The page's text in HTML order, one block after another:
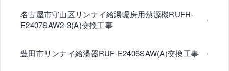
名古屋市守山区リンナイ給湯暖房用熱源機RUFH-
E2407SAW2-3(A)交換工事
豊田市リンナイ給湯器RUF-E2406SAW(A)交換工事